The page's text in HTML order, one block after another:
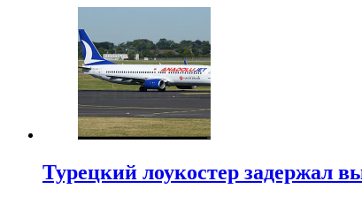
Турецкий лоукостер задержал